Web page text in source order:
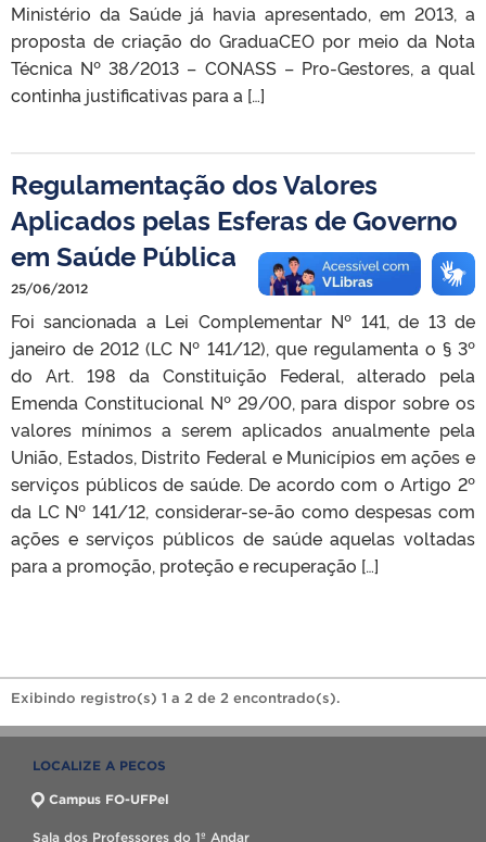
Ministério da Saúde já havia apresentado, em 2013, a
proposta de criação do GraduaCEO por meio da Nota
Técnica Nº 38/2013 – CONASS – Pro-Gestores, a qual
continha justificativas para a […]
Regulamentação dos Valores
Aplicados pelas Esferas de Governo
em Saúde Pública
25/06/2012
Foi sancionada a Lei Complementar Nº 141, de 13 de
janeiro de 2012 (LC Nº 141/12), que regulamenta o § 3º
do Art. 198 da Constituição Federal, alterado pela
Emenda Constitucional Nº 29/00, para dispor sobre os
valores mínimos a serem aplicados anualmente pela
União, Estados, Distrito Federal e Municípios em ações e
serviços públicos de saúde. De acordo com o Artigo 2º
da LC Nº 141/12, considerar-se-ão como despesas com
ações e serviços públicos de saúde aquelas voltadas
para a promoção, proteção e recuperação […]
Exibindo registro(s) 1 a 2 de 2 encontrado(s).
LOCALIZE A PECOS
Campus FO-UFPel
Sala dos Professores do 1º Andar